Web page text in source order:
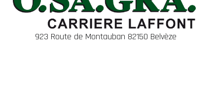
923 Route de Montauban 82150 Belvèze